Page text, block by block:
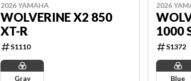
2026 YAMAHA
WOLVERINE X2 850
XT-R
S1110
Gray
2026
1000
S1372
Blue